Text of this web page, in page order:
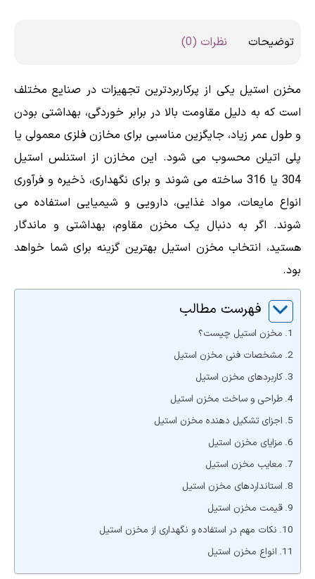
توضیحات نظرات (0)
مخزن استیل یکی از پرکاربردترین تجهیزات در صنایع مختلف
است که به دلیل مقاومت بالا در برابر خوردگی، بهداشتی بودن
و طول عمر زیاد، جایگزین مناسبی برای مخازن فلزی معمولی یا
پلی اتیلن محسوب می شود. این مخازن از استنلس استیل
304 یا 316 ساخته می شوند و برای نگهداری، ذخیره و فرآوری
انواع مایعات، مواد غذایی، دارویی و شیمیایی استفاده می
شوند. اگر به دنبال یک مخزن مقاوم، بهداشتی و ماندگار
هستید، انتخاب مخزن استیل بهترین گزینه برای شما خواهد
بود.
فهرست مطالب
مخزن استیل چیست؟
مشخصات فنی مخزن استیل
کاربردهای مخزن استیل
طراحی و ساخت مخزن استیل
اجزای تشکیل دهنده مخزن استیل
مزایای مخزن استیل
معایب مخزن استیل
استانداردهای مخزن استیل
قیمت مخزن استیل
نکات مهم در استفاده و نگهداری از مخزن استیل
انواع مخزن استیل